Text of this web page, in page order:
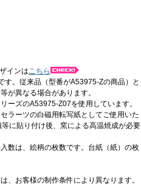
インはこちら
。従来品（型番がA53975-Zの商品）と
が異なる場合があります。
ーズのA53975-Z07を使用しています。
ラーツの白磁用転写紙としてご使用いた
に貼り付け後、窯による高温焼成が必要
数は、絵柄の枚数です。台紙（紙）の枚
お客様の制作条件により異なります。